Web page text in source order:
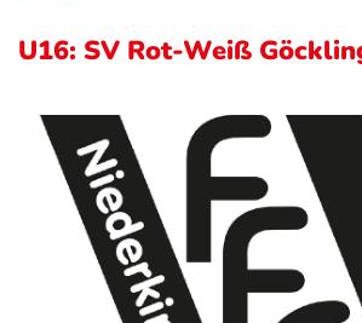
U16: SV Rot-Weiß